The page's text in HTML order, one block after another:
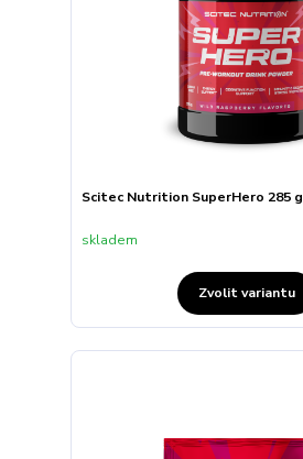
Scitec Nutrition SuperHero 285 g
skladem
Zvolit variantu